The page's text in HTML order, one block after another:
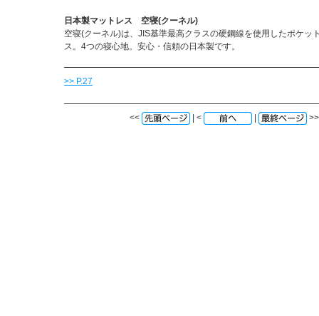
日本製マットレス 空寝(クーネル)
空寝(クーネル)は、JIS基準最高クラスの硬鋼線を使用したポケッ
ス。4つの寝心地。安心・信頼の日本製です。
>> P.27
<< | < >>